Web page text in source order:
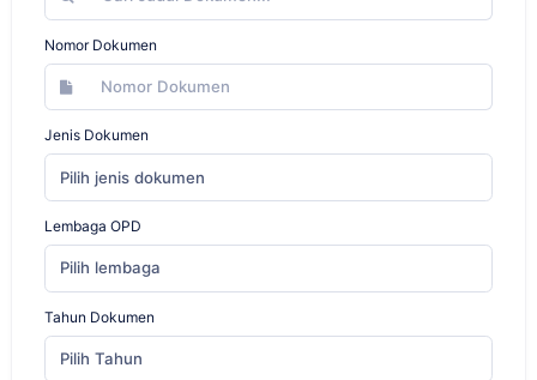
Nomor Dokumen
Jenis Dokumen
Pilih jenis dokumen
Lembaga OPD
Pilih lembaga
Tahun Dokumen
Pilih Tahun